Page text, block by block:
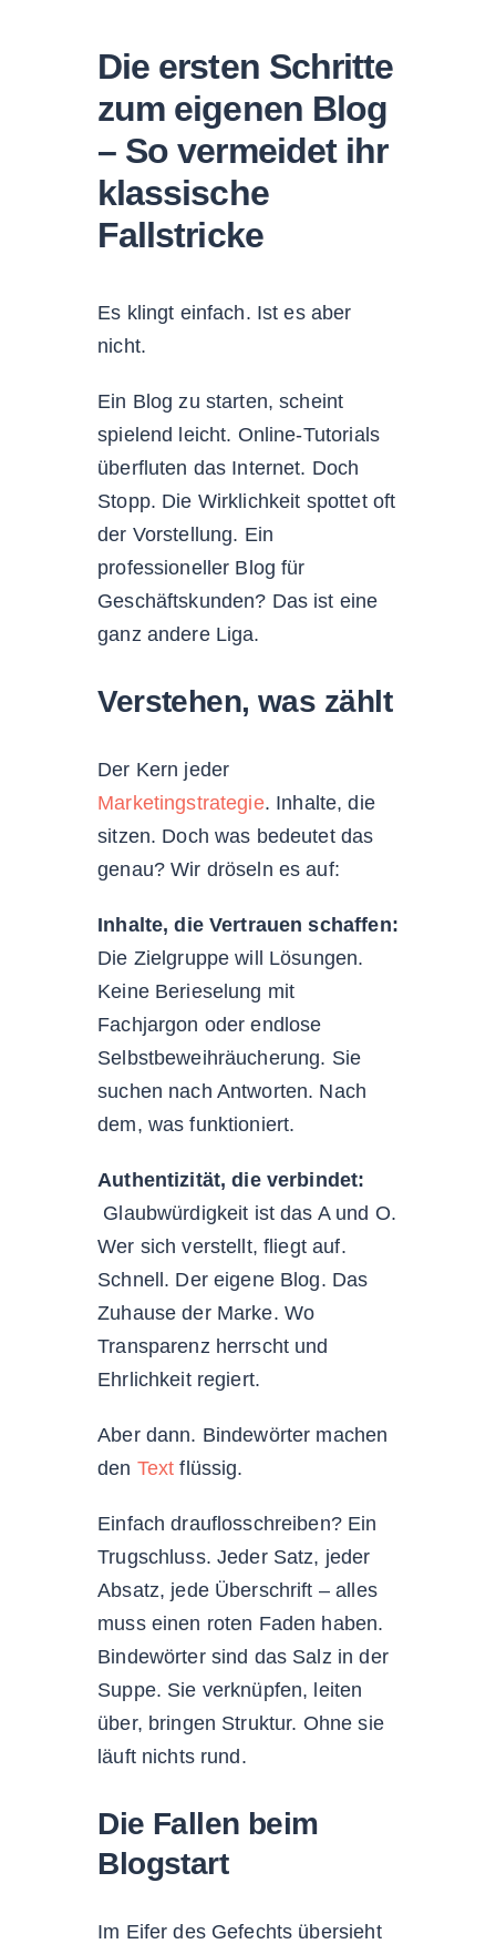
Die ersten Schritte
zum eigenen Blog
– So vermeidet ihr
klassische
Fallstricke
Es klingt einfach. Ist es aber
nicht.
Ein Blog zu starten, scheint
spielend leicht. Online-Tutorials
überfluten das Internet. Doch
Stopp. Die Wirklichkeit spottet oft
der Vorstellung. Ein
professioneller Blog für
Geschäftskunden? Das ist eine
ganz andere Liga.
Verstehen, was zählt
Der Kern jeder
Marketingstrategie. Inhalte, die
sitzen. Doch was bedeutet das
genau? Wir dröseln es auf:
Inhalte, die Vertrauen schaffen:
Die Zielgruppe will Lösungen.
Keine Berieselung mit
Fachjargon oder endlose
Selbstbeweihräucherung. Sie
suchen nach Antworten. Nach
dem, was funktioniert.
Authentizität, die verbindet:
Glaubwürdigkeit ist das A und O.
Wer sich verstellt, fliegt auf.
Schnell. Der eigene Blog. Das
Zuhause der Marke. Wo
Transparenz herrscht und
Ehrlichkeit regiert.
Aber dann. Bindewörter machen
den Text flüssig.
Einfach drauflosschreiben? Ein
Trugschluss. Jeder Satz, jeder
Absatz, jede Überschrift – alles
muss einen roten Faden haben.
Bindewörter sind das Salz in der
Suppe. Sie verknüpfen, leiten
über, bringen Struktur. Ohne sie
läuft nichts rund.
Die Fallen beim
Blogstart
Im Eifer des Gefechts übersieht